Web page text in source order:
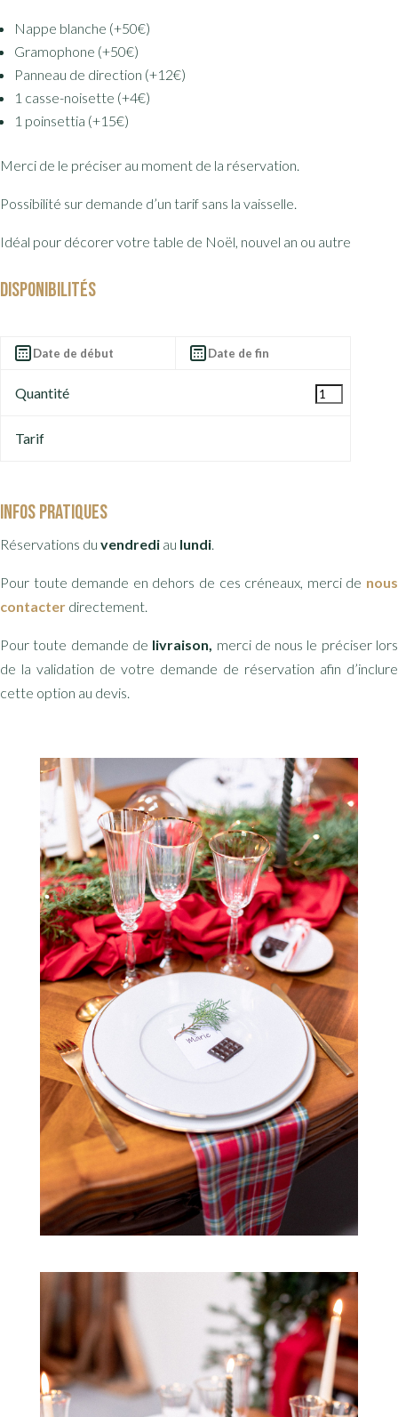
Nappe blanche (+50€)
Gramophone (+50€)
Panneau de direction (+12€)
1 casse-noisette (+4€)
1 poinsettia (+15€)
Merci de le préciser au moment de la réservation.
Possibilité sur demande d’un tarif sans la vaisselle.
Idéal pour décorer votre table de Noël, nouvel an ou autre
Disponibilités
Quantité
Tarif
Infos pratiques
Réservations du vendredi au lundi
Pour toute demande en dehors de ces créneaux, merci de nous
contacter directement.
Pour toute demande de livraison, merci de nous le préciser lors
de la validation de votre demande de réservation afin d’inclure
cette option au devis.